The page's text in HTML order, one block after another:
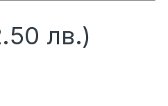
лв.)
Figuactiv Juicy Tomato